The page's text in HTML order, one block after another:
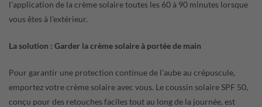
l’application de la crème solaire toutes les 60 à 90 minutes lorsque
vous êtes à l’extérieur.
La solution : Garder la crème solaire à portée de main
Pour garantir une protection continue de l’aube au crépuscule,
emportez votre crème solaire avec vous. Le coussin solaire SPF 50,
conçu pour des retouches faciles tout au long de la journée, est